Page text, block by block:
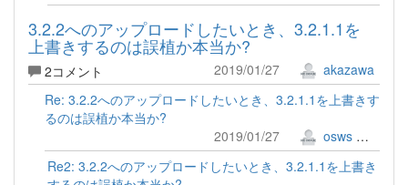
3.2.2へのアップロードしたいとき、3.2.1.1を
上書きするのは誤植か本当か?
2コメント 2019/01/27
akazawa
Re: 3.2.2へのアップロードしたいとき、3.2.1.1を上書きす
るのは誤植か本当か?
2019/01/27
osws 牟田口 満
Re2: 3.2.2へのアップロードしたいとき、3.2.1.1を上書き